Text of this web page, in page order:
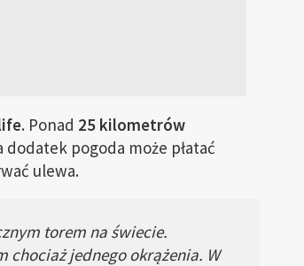
. Ponad 25 kilometrów
pogoda może płatać
ulewa.
torem na świecie.
jednego okrążenia. W